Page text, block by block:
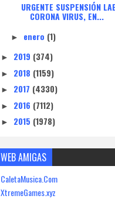
URGENTE SUSPENSIÓN
CORONA VIRUS, EN...
► enero (1)
► 2019 (374)
► 2018 (1159)
► 2017 (4330)
► 2016 (7112)
► 2015 (1978)
WEB AMIGAS
CaletaMusica.Com
XtremeGames.xyz